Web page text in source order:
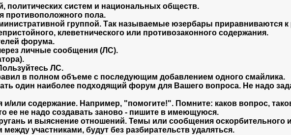
политических систем и национальных обществ.
противоположного пола.
группой. Так называемые юзербары приравниваются
клеветнического или противозаконного содержания.
форума.
личные сообщения (ЛС).
ЛС.
в полном объеме с последующим добавлением одного смайлика.
один наиболее подходящий форум для Вашего вопроса. Не надо
или содержание. Например, "помогите!". Помните: каков вопрос,
ее не надо создавать заново - пишите в имеющуюся.
и выяснение отношений. Темы или сообщения оскорбительного
участниками, будут без разбирательств удаляться.